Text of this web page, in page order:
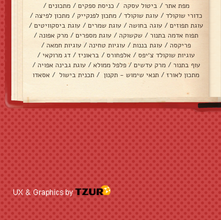
מפת אתר / ביטול עסקה / כניסת ספקים / מתכונים /
כדורי שוקולד / עוגת שוקולד / מתכון לפנקייק / מתכון לפיצה /
עוגת תפוזים / עוגה בחושה / עוגת שמרים / עוגת ביסקוויטים /
תפוח אדמה בתנור / שקשוקה / עוגת מספרים / מרק אפונה /
פריקסה / עוגת בננות / עוגיות טחינה / עוגיות חמאה /
עוגיות שוקולד צ׳יפס / אלפחורס / בראוניז / דג מרוקאי /
עוף בתנור / מרק עדשים / פלפל ממולא / עוגת גבינה אפויה /
מתכון לאורז / תנאי שימוש - תקנון / תכנית בישול / אסאדו